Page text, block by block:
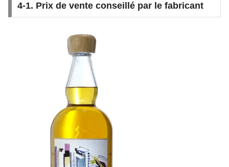
4-1. Prix de vente conseillé par le fabricant